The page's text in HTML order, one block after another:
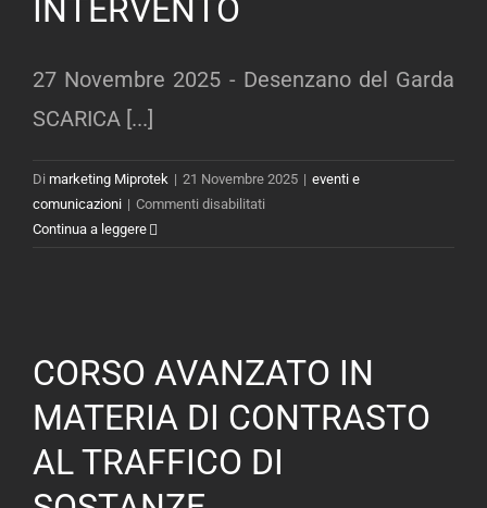
INTERVENTO
27 Novembre 2025 - Desenzano del Garda
SCARICA [...]
Di marketing Miprotek | 21 Novembre 2025 | eventi e
comunicazioni | Commenti disabilitati
STRADALE
E
RILIEVI
TECNICI
DI
Continua a leggere
CORSO AVANZATO IN
MATERIA DI CONTRASTO
AL TRAFFICO DI